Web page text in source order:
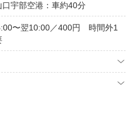
宇部空港：車約40分
〜翌10:00／400円 時間外1